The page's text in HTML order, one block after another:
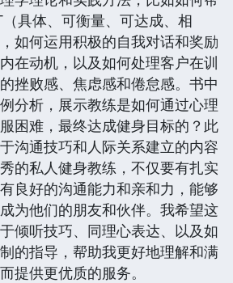
具体、可衡量、可达成、相
如何运用积极的自我对话和奖励
在动机，以及如何处理客户在训
挫败感、焦虑感和倦怠感。书中
分析，展示教练是如何通过心理
困难，最终达成健身目标的？此
沟通技巧和人际关系建立的内容
的私人健身教练，不仅要有扎实
良好的沟通能力和亲和力，能够
为他们的朋友和伙伴。我希望这
倾听技巧、同理心表达、以及如
的指导，帮助我更好地理解和满
提供更优质的服务。